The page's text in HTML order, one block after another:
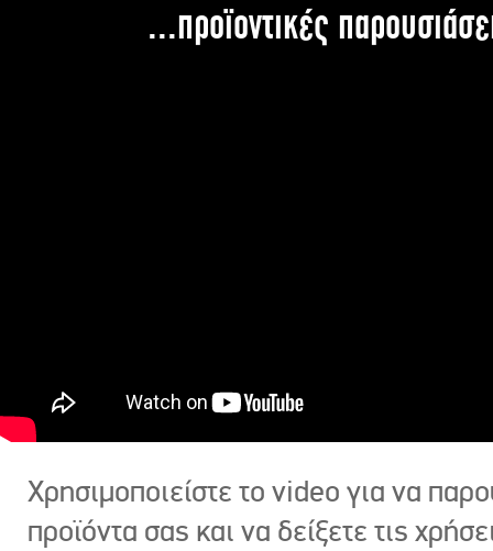
...προϊοντικές
Χρησιμοποιείστε το video για να
προϊόντα σας και να δείξετε τις